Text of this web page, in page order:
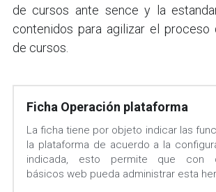
de cursos ante sence y la
contenidos para agilizar el proceso
de cursos.
Ficha Operación plataforma
La ficha tiene por objeto indicar las
la plataforma de acuerdo a la
indicada, esto permite que con
básicos web pueda administrar esta